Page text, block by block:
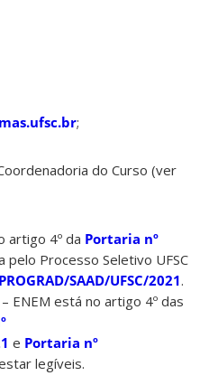
;
do Curso (ver
artigo 4º da Portaria nº
Processo Seletivo UFSC
SAAD/UFSC/2021.
ENEM está no artigo 4º das
e Portaria nº
legíveis.